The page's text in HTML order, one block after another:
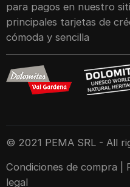
para pagos en nuestro
principales tarjetas de
cómoda y sencilla
© 2021 PEMA SRL - All
Condiciones de compra
legal